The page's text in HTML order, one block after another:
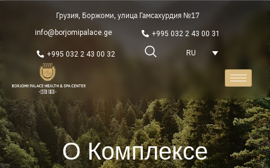
Грузия, Боржоми, улица Гамсахурдия №17
info@borjomipalace.ge +995 032 2 43 00 31
+995 032 2 43 00 32 RU
О Комплексе